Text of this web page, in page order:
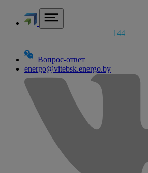
144
Вопрос-ответ
energo@vitebsk.energo.by